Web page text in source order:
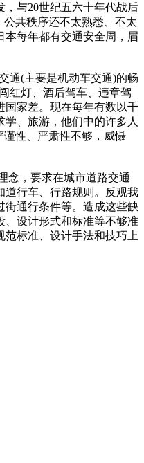
与20世纪五六十年代战后
共秩序还不太熟悉、不太
每年都有交通安全周，届
通(主要是机动车交通)的畅
红灯、酒后驾车、违章驾
国家差。现在每年有数以千
、旅游，他们中的许多人
性、严肃性不够，威慑
念，要求在城市道路交通
道行车、行路规则。反观我
街通行条件等。造成这些缺
、设计形式和标准等不够准
标准、设计手法和技巧上